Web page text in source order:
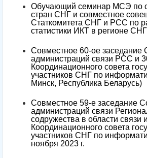
Обучающий семинар МСЭ по
стран СНГ и совместное
Статкомитета СНГ и РСС по
статистики ИКТ в регионе СНГ
Совместное 60-ое заседание
администраций связи РСС и
Координационного совета
участников СНГ по
Минск, Республика Беларусь)
Совместное 59-е заседание
администраций связи
содружества в области связи
Координационного совета
участников СНГ по
ноября 2023 г.